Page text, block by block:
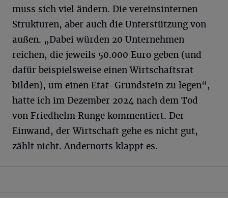
muss sich viel ändern. Die vereinsinternen
Strukturen, aber auch die Unterstützung von
außen. „Dabei würden 20 Unternehmen
reichen, die jeweils 50.000 Euro geben (und
dafür beispielsweise einen Wirtschaftsrat
bilden), um einen Etat-Grundstein zu legen“,
hatte ich im Dezember 2024 nach dem Tod
von Friedhelm Runge kommentiert. Der
Einwand, der Wirtschaft gehe es nicht gut,
zählt nicht. Andernorts klappt es.